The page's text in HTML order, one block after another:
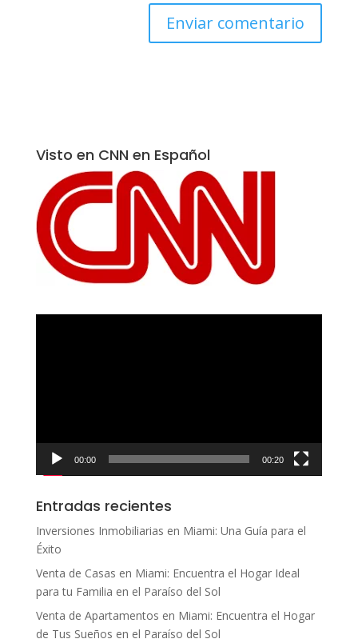
Visto en CNN en Español
00:00 00:20
Entradas recientes
Inversiones Inmobiliarias en Miami: Una Guía para el
Éxito
Venta de Casas en Miami: Encuentra el Hogar Ideal
para tu Familia en el Paraíso del Sol
Venta de Apartamentos en Miami: Encuentra el Hogar
de Tus Sueños en el Paraíso del Sol